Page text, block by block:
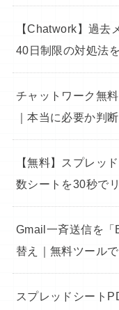
【Chatwork】過去
40日制限の対処法
チャットワーク無
｜本当に必要か判
【無料】スプレッ
数シートを30秒で
Gmail一斉送信を「
替え｜無料ツール
スプレッドシート